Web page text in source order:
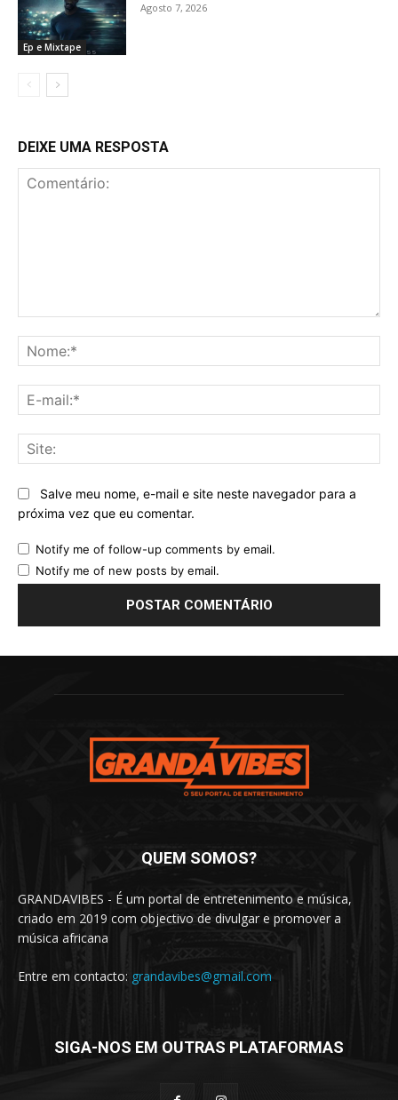
Ep e Mixtape
Agosto 7, 2026
DEIXE UMA RESPOSTA
Salve meu nome, e-mail e site neste navegador para a
próxima vez que eu comentar.
Notify me of follow-up comments by email.
Notify me of new posts by email.
QUEM SOMOS?
GRANDAVIBES - É um portal de entretenimento e música,
criado em 2019 com objectivo de divulgar e promover a
música africana
Entre em contacto: grandavibes@gmail.com
SIGA-NOS EM OUTRAS PLATAFORMAS